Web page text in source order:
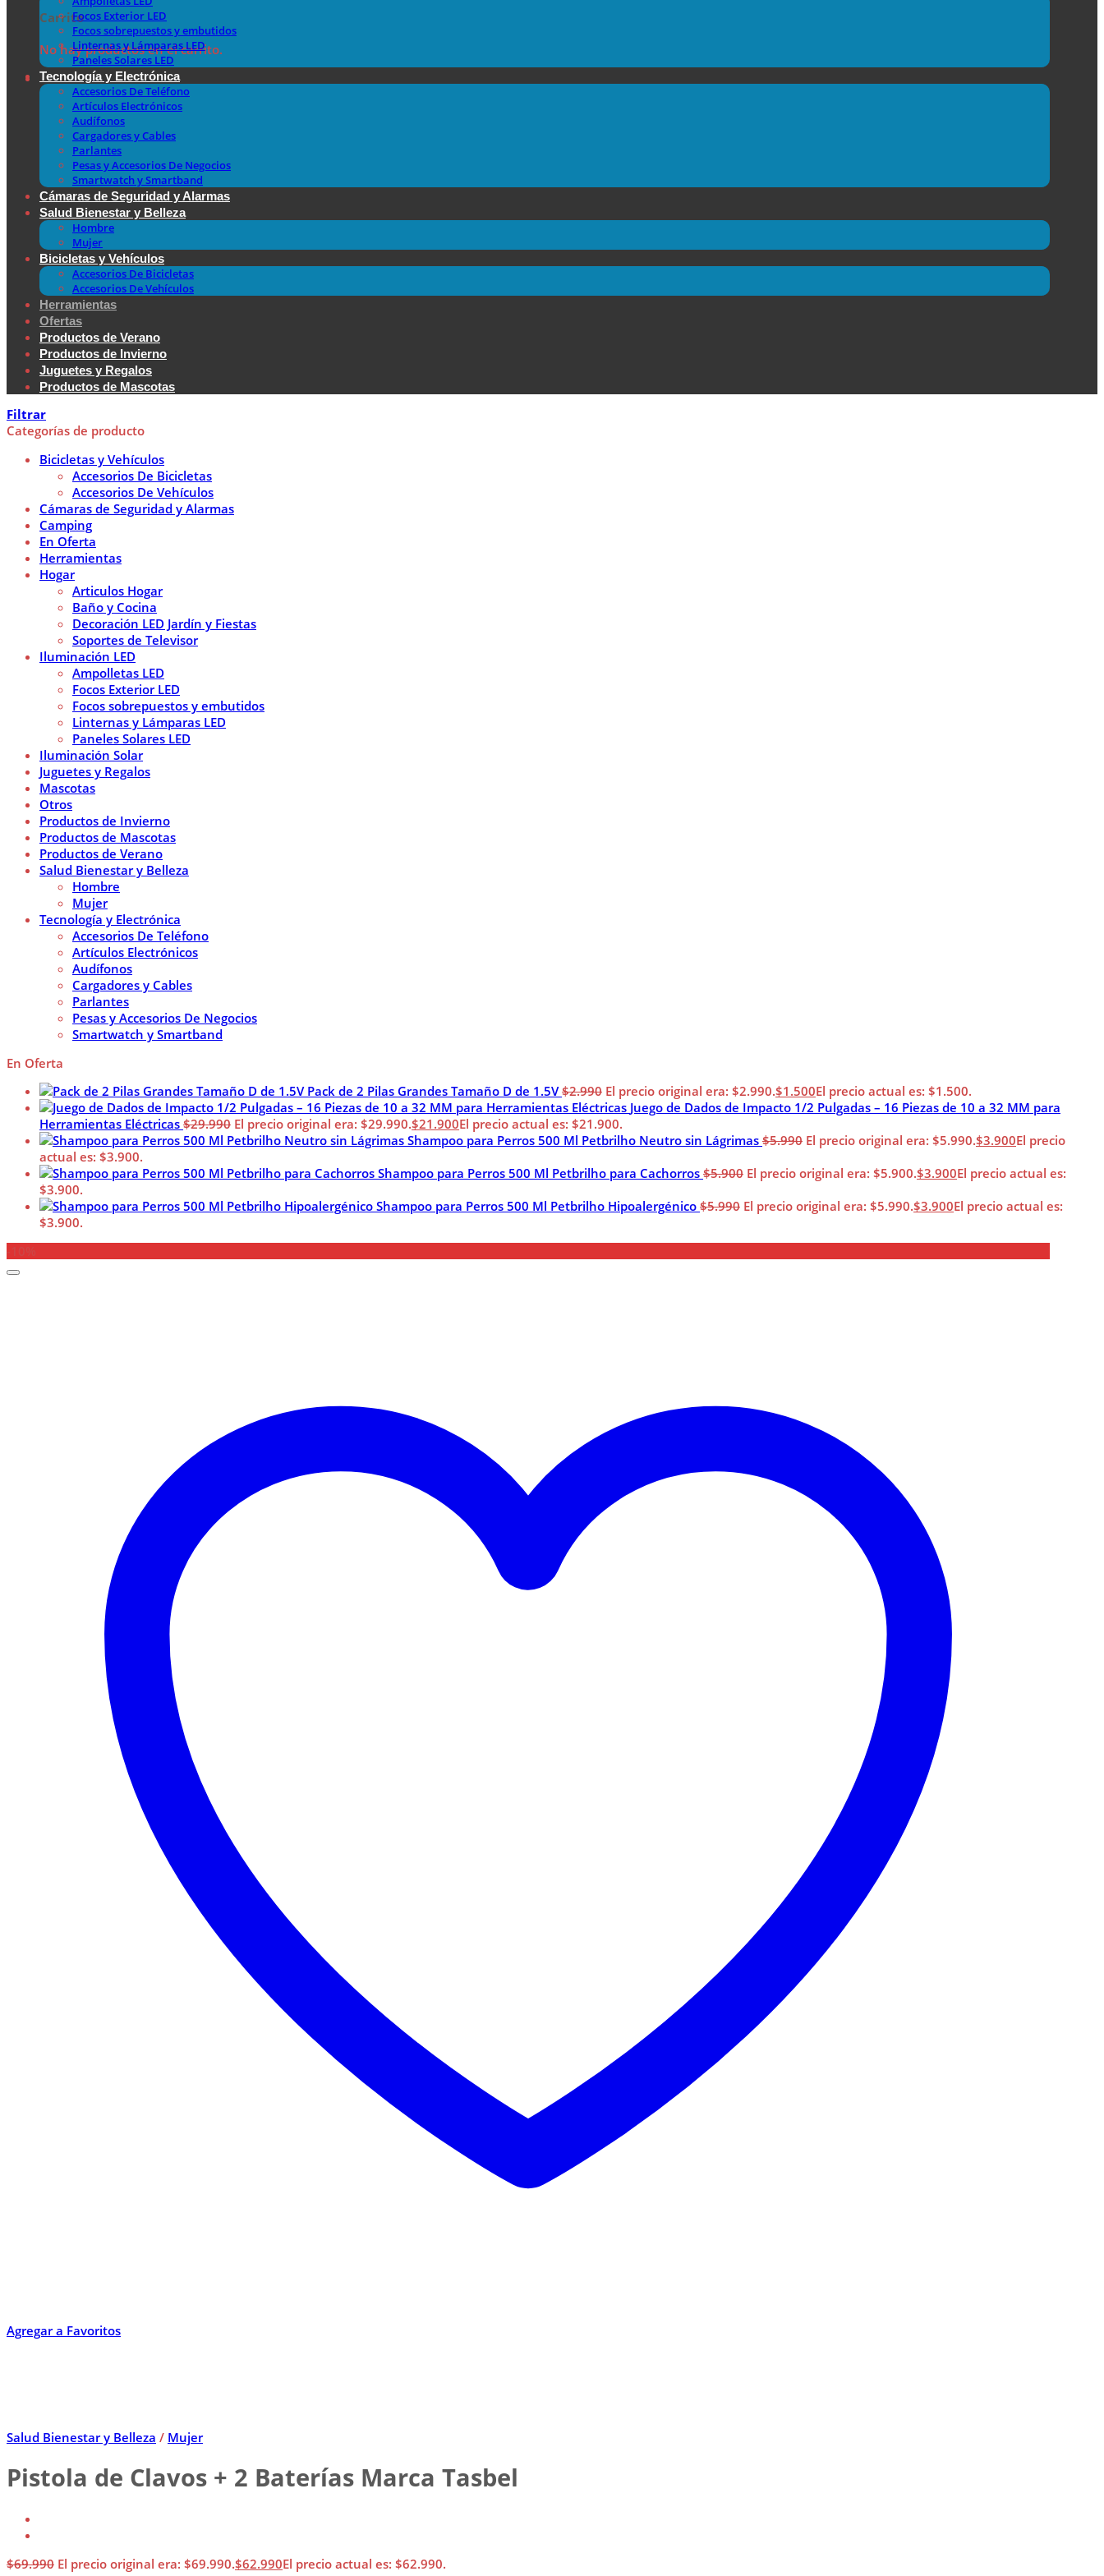
Carrito
No hay productos en el carrito.
Focos Exterior LED
Focos sobrepuestos y embutidos
Linternas y Lámparas LED
Paneles Solares LED
Tecnología y Electrónica
Accesorios De Teléfono
Artículos Electrónicos
Audífonos
Cargadores y Cables
Parlantes
Pesas y Accesorios De Negocios
Smartwatch y Smartband
Cámaras de Seguridad y Alarmas
Salud Bienestar y Belleza
Hombre
Mujer
Bicicletas y Vehículos
Accesorios De Bicicletas
Accesorios De Vehículos
Herramientas
Ofertas
Productos de Verano
Productos de Invierno
Juguetes y Regalos
Productos de Mascotas
Filtrar
Categorías de producto
Bicicletas y Vehículos
Accesorios De Bicicletas
Accesorios De Vehículos
Cámaras de Seguridad y Alarmas
Camping
En Oferta
Herramientas
Hogar
Articulos Hogar
Baño y Cocina
Decoración LED Jardín y Fiestas
Soportes de Televisor
Iluminación LED
Ampolletas LED
Focos Exterior LED
Focos sobrepuestos y embutidos
Linternas y Lámparas LED
Paneles Solares LED
Iluminación Solar
Juguetes y Regalos
Mascotas
Otros
Productos de Invierno
Productos de Mascotas
Productos de Verano
Salud Bienestar y Belleza
Hombre
Mujer
Tecnología y Electrónica
Accesorios De Teléfono
Artículos Electrónicos
Audífonos
Cargadores y Cables
Parlantes
Pesas y Accesorios De Negocios
Smartwatch y Smartband
En Oferta
Pack de 2 Pilas Grandes Tamaño D de 1.5V $2.990 El precio original era: $2.990.$1.500El precio actual es: $1.500.
Juego de Dados de Impacto 1/2 Pulgadas – 16 Piezas de 10 a 32 MM para
Herramientas Eléctricas $29.990 El precio original era: $29.990.$21.900El precio actual es: $21.900.
Shampoo para Perros 500 Ml Petbrilho Neutro sin Lágrimas $5.990 El precio original era: $5.990.$3.900El precio
actual es: $3.900.
Shampoo para Perros 500 Ml Petbrilho para Cachorros $5.900 El precio original era: $5.900.$3.900El precio actual es:
$3.900.
Shampoo para Perros 500 Ml Petbrilho Hipoalergénico $5.990 El precio original era: $5.990.$3.900El precio actual es:
$3.900.
Agregar a Favoritos
Salud Bienestar y Belleza / Mujer
Pistola de Clavos + 2 Baterías Marca Tasbel
$69.990 El precio original era: $69.990.$62.990El precio actual es: $62.990.